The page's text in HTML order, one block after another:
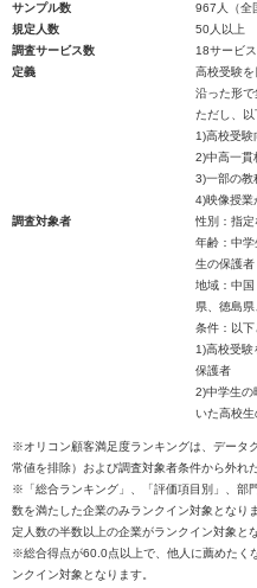
サンプル数
967人（全
規定人数
50人以上
調査サービス数
18サービス
定義
高校受験
沿った形
ただし、
1)高校受験
2)中高一貫
3)一部の教
4)映像授業
調査対象者
性別：指定
年齢：中
生の保護
地域：中
県、徳島県
条件：以下
1)高校受験
保護者
2)中学生の
いた高校
※オリコン顧客満足度ランキングは、データ
常値を排除）および調査対象者条件から外れ
※「総合ランキング」、「評価項目別」、部
数を満たした企業のみランクイン対象となり
定人数の半数以上の企業がランクイン対象と
※総合得点が60.0点以上で、他人に薦めたく
ンクイン対象となります。